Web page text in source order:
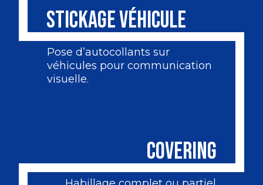
STICKAGE VÉHICULE
Pose d’autocollants sur
véhicules pour communication
visuelle.
COVERING